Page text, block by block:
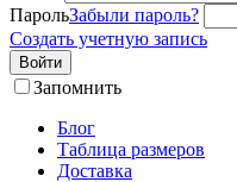
ПарольЗабыли пароль?
Создать учетную запись
Войти
Запомнить
Блог
Таблица размеров
Доставка